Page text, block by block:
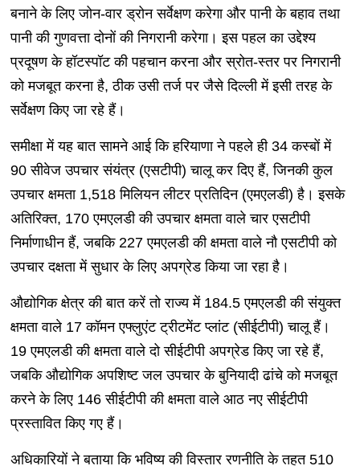
बनाने के लिए जोन-वार ड्रोन सर्वेक्षण करेगा और पानी के बहाव तथा
पानी की गुणवत्ता दोनों की निगरानी करेगा। इस पहल का उद्देश्य
प्रदूषण के हॉटस्पॉट की पहचान करना और स्रोत-स्तर पर निगरानी
को मजबूत करना है, ठीक उसी तर्ज पर जैसे दिल्ली में इसी तरह के
सर्वेक्षण किए जा रहे हैं।
समीक्षा में यह बात सामने आई कि हरियाणा ने पहले ही 34 कस्बों में
90 सीवेज उपचार संयंत्र (एसटीपी) चालू कर दिए हैं, जिनकी कुल
उपचार क्षमता 1,518 मिलियन लीटर प्रतिदिन (एमएलडी) है। इसके
अतिरिक्त, 170 एमएलडी की उपचार क्षमता वाले चार एसटीपी
निर्माणाधीन हैं, जबकि 227 एमएलडी की क्षमता वाले नौ एसटीपी को
उपचार दक्षता में सुधार के लिए अपग्रेड किया जा रहा है।
औद्योगिक क्षेत्र की बात करें तो राज्य में 184.5 एमएलडी की संयुक्त
क्षमता वाले 17 कॉमन एफ्लुएंट ट्रीटमेंट प्लांट (सीईटीपी) चालू हैं।
19 एमएलडी की क्षमता वाले दो सीईटीपी अपग्रेड किए जा रहे हैं,
जबकि औद्योगिक अपशिष्ट जल उपचार के बुनियादी ढांचे को मजबूत
करने के लिए 146 सीईटीपी की क्षमता वाले आठ नए सीईटीपी
प्रस्तावित किए गए हैं।
अधिकारियों ने बताया कि भविष्य की विस्तार रणनीति के तहत 510